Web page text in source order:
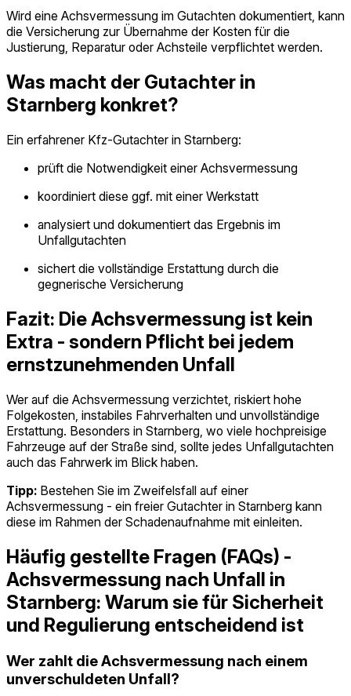
Wird eine Achsvermessung im Gutachten dokumentiert, kann
die Versicherung zur Übernahme der Kosten für die
Justierung, Reparatur oder Achsteile verpflichtet werden.
Was macht der Gutachter in
Starnberg konkret?
Ein erfahrener Kfz-Gutachter in Starnberg:
prüft die Notwendigkeit einer Achsvermessung
koordiniert diese ggf. mit einer Werkstatt
analysiert und dokumentiert das Ergebnis im
Unfallgutachten
sichert die vollständige Erstattung durch die
gegnerische Versicherung
Fazit: Die Achsvermessung ist kein
Extra - sondern Pflicht bei jedem
ernstzunehmenden Unfall
Wer auf die Achsvermessung verzichtet, riskiert hohe
Folgekosten, instabiles Fahrverhalten und unvollständige
Erstattung. Besonders in Starnberg, wo viele hochpreisige
Fahrzeuge auf der Straße sind, sollte jedes Unfallgutachten
auch das Fahrwerk im Blick haben.
Tipp: Bestehen Sie im Zweifelsfall auf einer
Achsvermessung - ein freier Gutachter in Starnberg kann
diese im Rahmen der Schadenaufnahme mit einleiten.
Häufig gestellte Fragen (FAQs) -
Achsvermessung nach Unfall in
Starnberg: Warum sie für Sicherheit
und Regulierung entscheidend ist
Wer zahlt die Achsvermessung nach einem
unverschuldeten Unfall?